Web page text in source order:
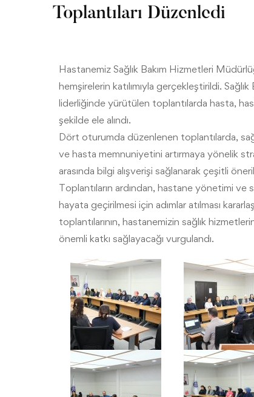
Toplantıları Düzenledi
Hastanemiz Sağlık Bakım Hizmetleri
hemşirelerin katılımıyla gerçekleştirildi.
liderliğinde yürütülen toplantılarda hasta,
şekilde ele alındı.
Dört oturumda düzenlenen toplantılarda,
ve hasta memnuniyetini artırmaya yönelik
arasında bilgi alışverişi sağlanarak çeşitli
Toplantıların ardından, hastane yönetimi
hayata geçirilmesi için adımlar atılması
toplantılarının, hastanemizin sağlık
önemli katkı sağlayacağı vurgulandı.